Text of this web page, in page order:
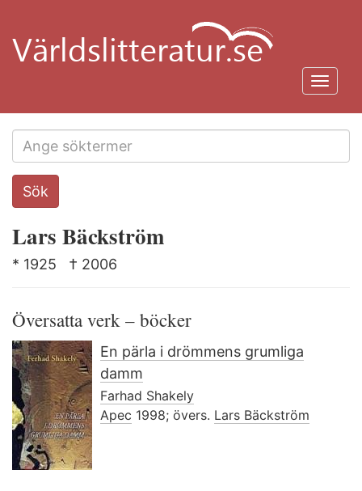
huvudinnehåll
Search
this
Sök
Lars Bäckström
* 1925 † 2006
Översatta verk – böcker
En pärla i drömmens grumliga
damm
Farhad Shakely
Apec 1998; övers. Lars Bäckström